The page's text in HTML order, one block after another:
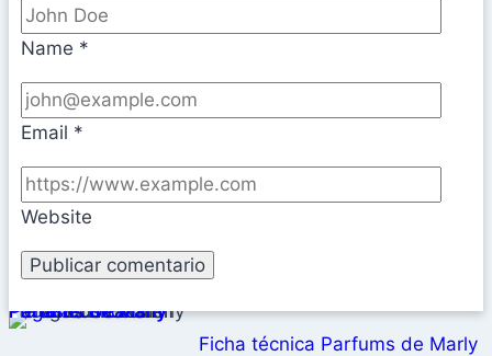
Name *
Email *
Website
Ficha técnica Parfums de Marly Pegasus Exclusif Parfums De Marly
Ficha técnica Parfums de Marly